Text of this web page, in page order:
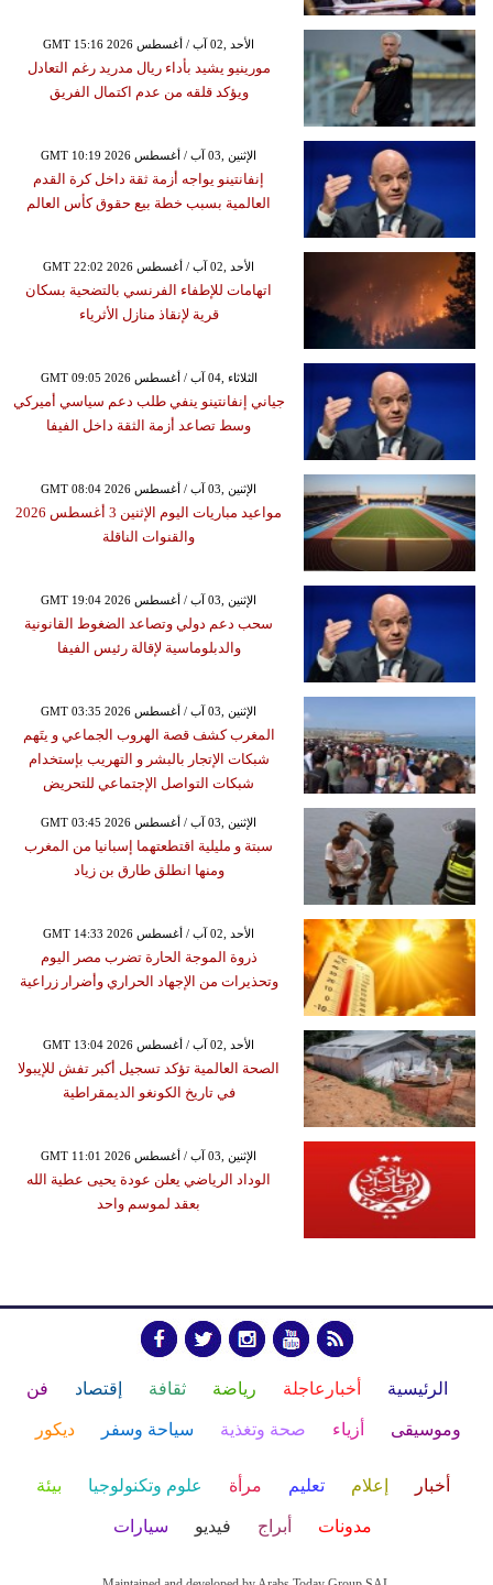
GMT 15:16 2026 الأحد ,02 آب / أغسطس
مورينيو يشيد بأداء ريال مدريد رغم التعادل
ويؤكد قلقه من عدم اكتمال الفريق
GMT 10:19 2026 الإثنين ,03 آب / أغسطس
إنفانتينو يواجه أزمة ثقة داخل كرة القدم
العالمية بسبب خطة بيع حقوق كأس العالم
GMT 22:02 2026 الأحد ,02 آب / أغسطس
اتهامات للإطفاء الفرنسي بالتضحية بسكان
قرية لإنقاذ منازل الأثرياء
GMT 09:05 2026 الثلاثاء ,04 آب / أغسطس
جياني إنفانتينو ينفي طلب دعم سياسي أميركي
وسط تصاعد أزمة الثقة داخل الفيفا
GMT 08:04 2026 الإثنين ,03 آب / أغسطس
مواعيد مباريات اليوم الإثنين 3 أغسطس 2026
والقنوات الناقلة
GMT 19:04 2026 الإثنين ,03 آب / أغسطس
سحب دعم دولي وتصاعد الضغوط القانونية
والدبلوماسية لإقالة رئيس الفيفا
GMT 03:35 2026 الإثنين ,03 آب / أغسطس
المغرب كشف قصة الهروب الجماعي و يتَهم
شبكات الإتجار بالبشر و التهريب بإستخدام
شبكات التواصل الإجتماعي للتحريض
GMT 03:45 2026 الإثنين ,03 آب / أغسطس
سبتة و مليلية اقتطعتهما إسبانيا من المغرب
ومنها انطلق طارق بن زياد
GMT 14:33 2026 الأحد ,02 آب / أغسطس
ذروة الموجة الحارة تضرب مصر اليوم
وتحذيرات من الإجهاد الحراري وأضرار زراعية
GMT 13:04 2026 الأحد ,02 آب / أغسطس
الصحة العالمية تؤكد تسجيل أكبر تفش للإيبولا
في تاريخ الكونغو الديمقراطية
GMT 11:01 2026 الإثنين ,03 آب / أغسطس
الوداد الرياضي يعلن عودة يحيى عطية الله
بعقد لموسم واحد
الرئيسية أخبارعاجلة رياضة ثقافة إقتصاد فن
وموسيقى أزياء صحة وتغذية سياحة وسفر ديكور
أخبار إعلام تعليم مرأة علوم وتكنولوجيا بيئة
مدونات أبراج فيديو سيارات